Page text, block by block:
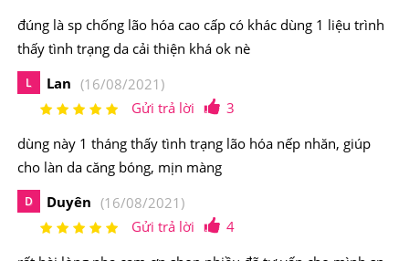
làn da săn chắc, giúp làn da ngậm nước sâu, chống lại
những khoảnh khắc thiếu năng lượng do các tác nhân
gây căng thẳng hàng ngày gây ra.
đúng là sp chống lão hóa cao cấp có khác dùng 1 liệu trình
thấy tình trạng da cải thiện khá ok nè
L Lan (16/08/2021)
Gửi trả lời
3
dùng này 1 tháng thấy tình trạng lão hóa nếp nhăn, giúp
cho làn da căng bóng, mịn màng
D Duyên (16/08/2021)
Gửi trả lời
4